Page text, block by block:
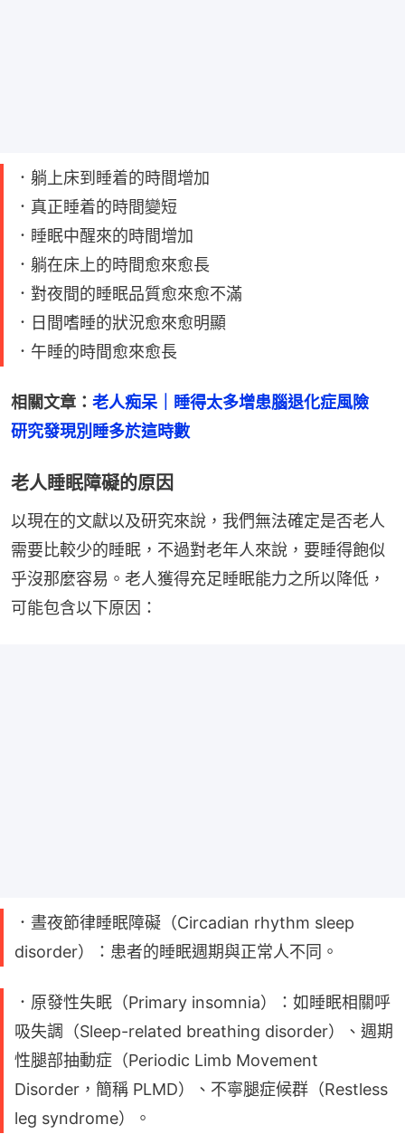
．躺上床到睡着的時間增加
．真正睡着的時間變短
．睡眠中醒來的時間增加
．躺在床上的時間愈來愈長
．對夜間的睡眠品質愈來愈不滿
．日間嗜睡的狀況愈來愈明顯
．午睡的時間愈來愈長
相關文章： 老人痴呆｜睡得太多增患腦退化症風險
研究發現別睡多於這時數
老人睡眠障礙的原因
以現在的文獻以及研究來說，我們無法確定是否老人
需要比較少的睡眠，不過對老年人來說，要睡得飽似
乎沒那麼容易。老人獲得充足睡眠能力之所以降低，
可能包含以下原因：
．晝夜節律睡眠障礙（Circadian rhythm sleep
disorder）：患者的睡眠週期與正常人不同。
．原發性失眠（Primary insomnia）：如睡眠相關呼
吸失調（Sleep-related breathing disorder）、週期
性腿部抽動症（Periodic Limb Movement
Disorder，簡稱 PLMD）、不寧腿症候群（Restless
leg syndrome）。